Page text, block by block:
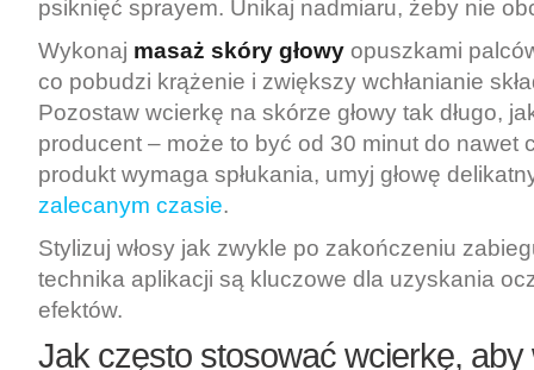
psiknięć sprayem. Unikaj nadmiaru, żeby nie
Wykonaj masaż skóry głowy opuszkami
co pobudzi krążenie i zwiększy wchłanianie
Pozostaw wcierkę na skórze głowy tak długo,
producent – może to być od 30 minut do nawet
produkt wymaga spłukania, umyj głowę
zalecanym czasie.
Stylizuj włosy jak zwykle po zakończeniu
technika aplikacji są kluczowe dla uzyskania
efektów.
Jak często stosować wcierkę,